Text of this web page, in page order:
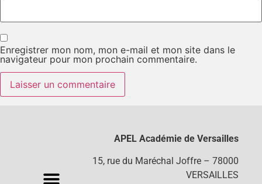
Enregistrer mon nom, mon e-mail et mon site dans le
navigateur pour mon prochain commentaire.
APEL Académie de Versailles
15, rue du Maréchal Joffre – 78000
VERSAILLES